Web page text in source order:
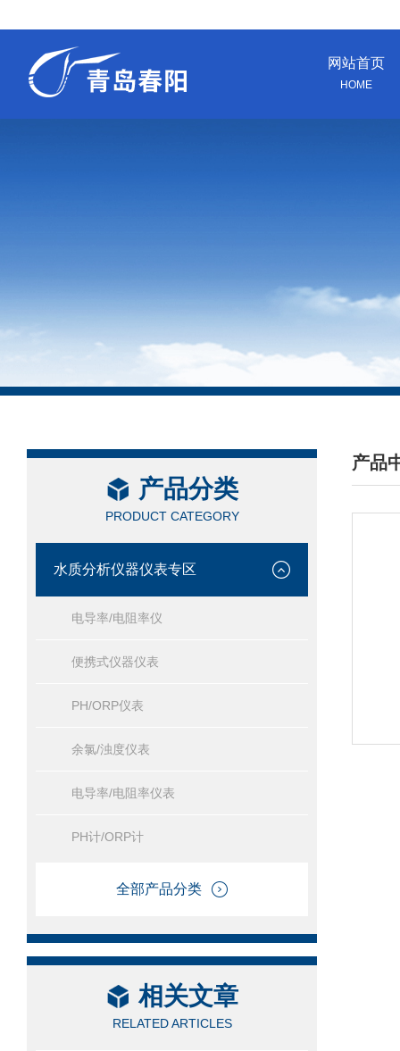
网站首页
HOME
产品分类
PRODUCT CATEGORY
水质分析仪器仪表专区
电导率/电阻率仪
便携式仪器仪表
PH/ORP仪表
余氯/浊度仪表
电导率/电阻率仪表
PH计/ORP计
全部产品分类
相关文章
RELATED ARTICLES
产品
/